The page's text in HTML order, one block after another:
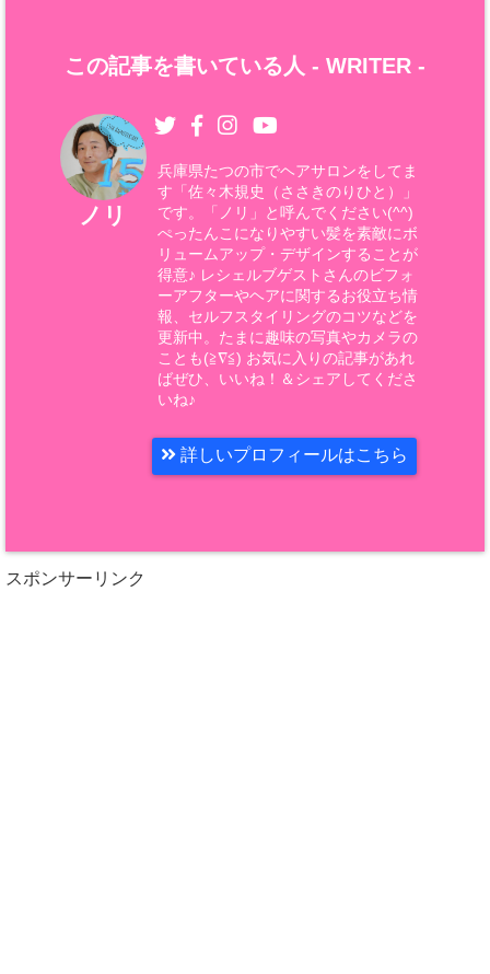
この記事を書いている人 - WRITER -
ノリ
兵庫県たつの市でヘアサロンをしてま
す「佐々木規史（ささきのりひと）」
です。「ノリ」と呼んでください(^^)
ぺったんこになりやすい髪を素敵にボ
リュームアップ・デザインすることが
得意♪ レシェルブゲストさんのビフォ
ーアフターやヘアに関するお役立ち情
報、セルフスタイリングのコツなどを
更新中。たまに趣味の写真やカメラの
ことも(≧∇≦) お気に入りの記事があれ
ばぜひ、いいね！＆シェアしてくださ
いね♪
詳しいプロフィールはこちら
スポンサーリンク